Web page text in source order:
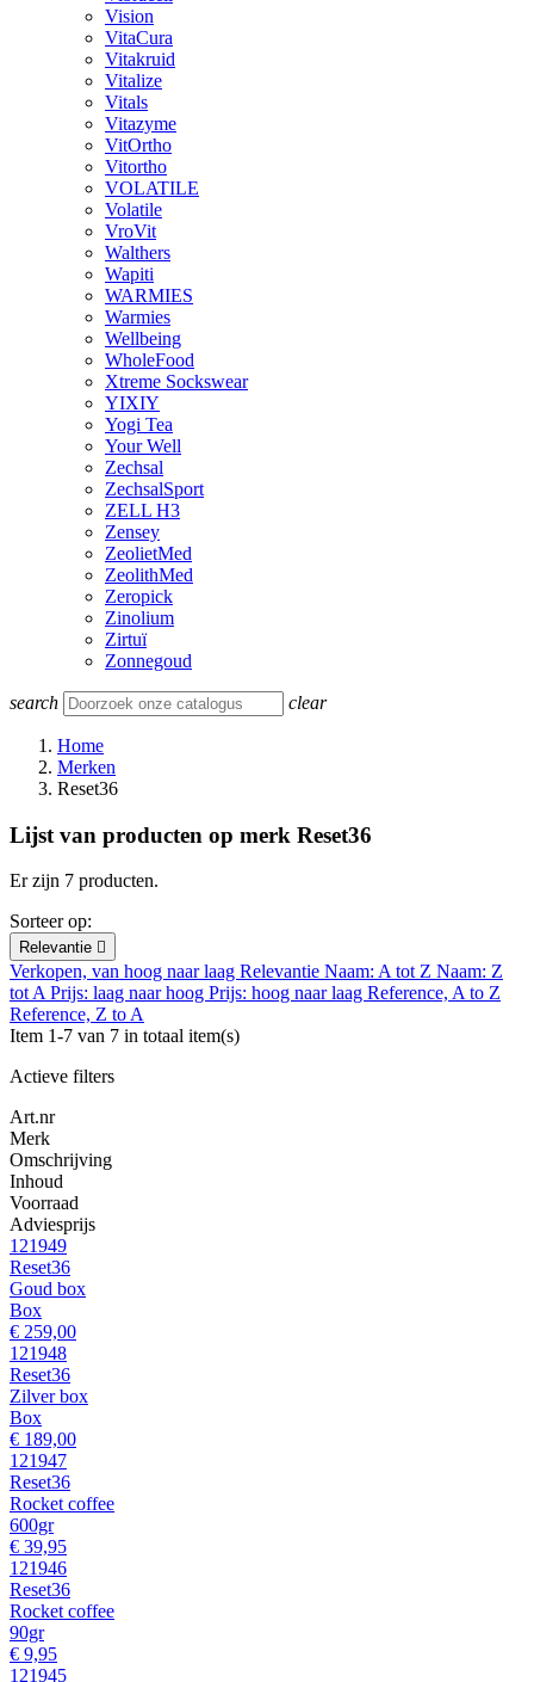
Vision
VitaCura
Vitakruid
Vitalize
Vitals
Vitazyme
VitOrtho
Vitortho
VOLATILE
Volatile
VroVit
Walthers
Wapiti
WARMIES
Warmies
Wellbeing
WholeFood
Xtreme Sockswear
YIXIY
Yogi Tea
Your Well
Zechsal
ZechsalSport
ZELL H3
Zensey
ZeolietMed
ZeolithMed
Zeropick
Zinolium
Zirtuï
Zonnegoud
search clear
Home
Merken
Reset36
Lijst van producten op merk Reset36
Er zijn 7 producten.
Sorteer op:
Relevantie 
Verkopen, van hoog naar laag Relevantie Naam: A tot Z Naam: Z
tot APrijs: laag naar hoog Prijs: hoog naar laag Reference, A to Z
Reference, Z to A
Item 1-7 van 7 in totaal item(s)
Actieve filters
Art.nr
Merk
Omschrijving
Inhoud
Voorraad
Adviesprijs
121949
Reset36
Goud box
Box
€ 259,00
121948
Reset36
Zilver box
Box
€ 189,00
121947
Reset36
Rocket coffee
600gr
€ 39,95
121946
Reset36
Rocket coffee
90gr
€ 9,95
121945